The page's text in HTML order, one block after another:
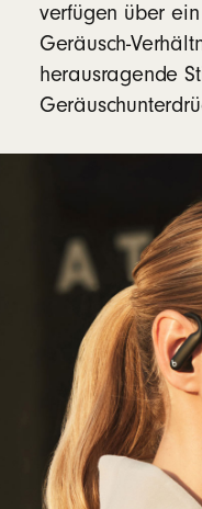
verfügen über
Geräusch-
herausragende